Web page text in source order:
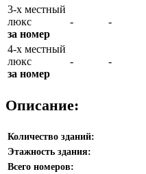
3-х местный
люкс
за номер
- -
4-х местный
люкс
за номер
- -
Описание:
Количество зданий:
Этажность здания:
Всего номеров: